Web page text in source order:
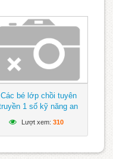
Các bé lớp chồi tuyên
1 số kỹ năng an
thông
Lượt xem: 310